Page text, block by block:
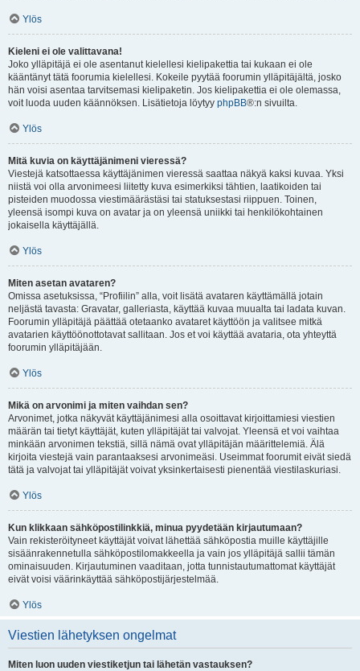
Ylös
Kieleni ei ole valittavana!
Joko ylläpitäjä ei ole asentanut kielellesi kielipakettia tai kukaan ei ole
kääntänyt tätä foorumia kielellesi. Kokeile pyytää foorumin ylläpitäjältä, josko
hän voisi asentaa tarvitsemasi kielipaketin. Jos kielipakettia ei ole olemassa,
voit luoda uuden käännöksen. Lisätietoja löytyy phpBB®:n sivuilta.
Ylös
Mitä kuvia on käyttäjänimeni vieressä?
Viestejä katsottaessa käyttäjänimen vieressä saattaa näkyä kaksi kuvaa. Yksi
niistä voi olla arvonimeesi liitetty kuva esimerkiksi tähtien, laatikoiden tai
pisteiden muodossa viestimäärästäsi tai statuksestasi riippuen. Toinen,
yleensä isompi kuva on avatar ja on yleensä uniikki tai henkilökohtainen
jokaisella käyttäjällä.
Ylös
Miten asetan avataren?
Omissa asetuksissa, “Profiilin” alla, voit lisätä avataren käyttämällä jotain
neljästä tavasta: Gravatar, galleriasta, käyttää kuvaa muualta tai ladata kuvan.
Foorumin ylläpitäjä päättää otetaanko avataret käyttöön ja valitsee mitkä
avatarien käyttöönottotavat sallitaan. Jos et voi käyttää avataria, ota yhteyttä
foorumin ylläpitäjään.
Ylös
Mikä on arvonimi ja miten vaihdan sen?
Arvonimet, jotka näkyvät käyttäjänimesi alla osoittavat kirjoittamiesi viestien
määrän tai tietyt käyttäjät, kuten ylläpitäjät tai valvojat. Yleensä et voi vaihtaa
minkään arvonimen tekstiä, sillä nämä ovat ylläpitäjän määrittelemiä. Älä
kirjoita viestejä vain parantaaksesi arvonimeäsi. Useimmat foorumit eivät siedä
tätä ja valvojat tai ylläpitäjät voivat yksinkertaisesti pienentää viestilaskuriasi.
Ylös
Kun klikkaan sähköpostilinkkiä, minua pyydetään kirjautumaan?
Vain rekisteröityneet käyttäjät voivat lähettää sähköpostia muille käyttäjille
sisäänrakennetulla sähköpostilomakkeella ja vain jos ylläpitäjä sallii tämän
ominaisuuden. Kirjautuminen vaaditaan, jotta tunnistautumattomat käyttäjät
eivät voisi väärinkäyttää sähköpostijärjestelmää.
Ylös
Viestien lähetyksen ongelmat
Miten luon uuden viestiketjun tai lähetän vastauksen?